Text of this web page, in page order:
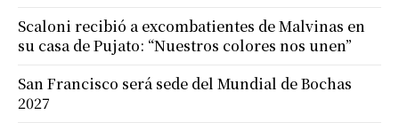
Scaloni recibió a excombatientes de Malvinas en
su casa de Pujato: “Nuestros colores nos unen”
San Francisco será sede del Mundial de Bochas
2027